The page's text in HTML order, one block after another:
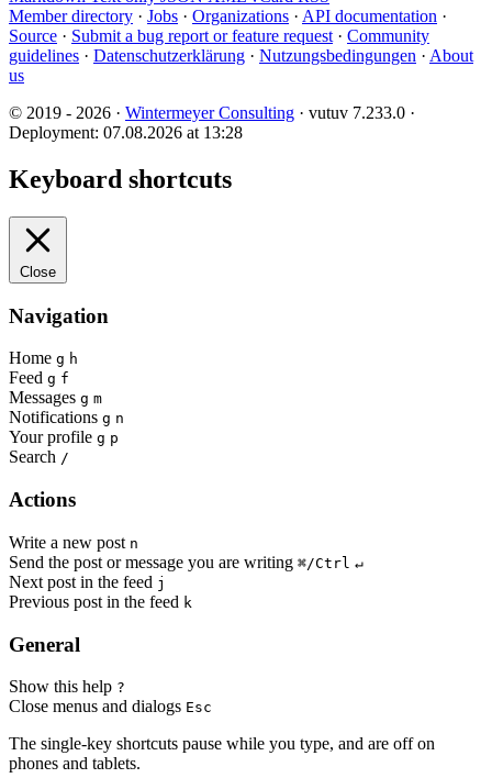
Member directory · Jobs · Organizations · API documentation ·
Source · Submit a bug report or feature request · Community
guidelines · Datenschutzerklärung · Nutzungsbedingungen · About
us
© 2019 - 2026 · Wintermeyer Consulting · vutuv 7.233.0 ·
Deployment: 07.08.2026 at 13:28
Keyboard shortcuts
Close
Navigation
Home g h
Feed g f
Messages g m
Notifications g n
Your profile g p
Search /
Actions
Write a new post n
Send the post or message you are writing ⌘/Ctrl ↵
Next post in the feed j
Previous post in the feed k
General
Show this help ?
Close menus and dialogs Esc
The single-key shortcuts pause while you type, and are off on
phones and tablets.